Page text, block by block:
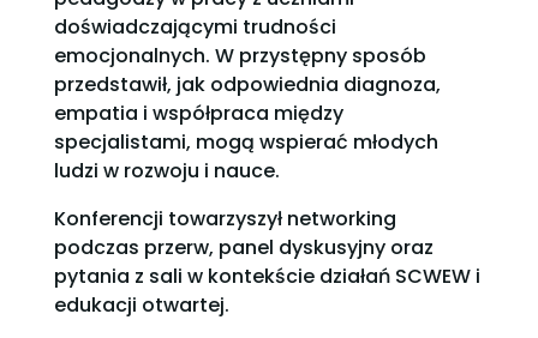
doświadczającymi trudności
emocjonalnych. W przystępny sposób
przedstawił, jak odpowiednia diagnoza,
empatia i współpraca między
specjalistami, mogą wspierać młodych
ludzi w rozwoju i nauce.
Konferencji towarzyszył networking
podczas przerw, panel dyskusyjny oraz
pytania z sali w kontekście działań SCWEW i
edukacji otwartej.